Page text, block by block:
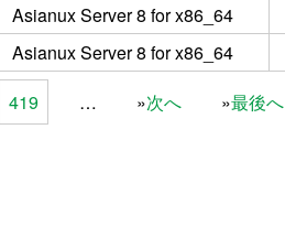
Asianux Server 8 for x86_64
Asianux Server 8 for x86_64
419 … 次へ 最後へ